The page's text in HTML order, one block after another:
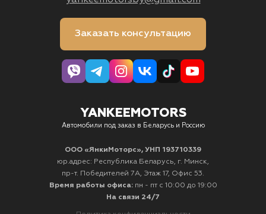
Заказать консультацию
YANKEEMOTORS
Автомобили под заказ в Беларусь и Россию
ООО «ЯнкиМоторс», УНП 193710339
юр.адрес: Республика Беларусь, г. Минск,
пр-т. Победителей 7А, Этаж 17, Офис 53.
Время работы офиса: пн - пт с 10:00 до 19:00
На связи 24/7